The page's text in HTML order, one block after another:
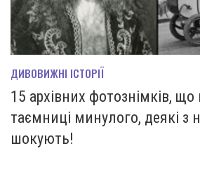
ДИВОВИЖНІ ІСТОРІЇ
15 архівних фотознімків,
таємниці минулого, деякі з
шокують!